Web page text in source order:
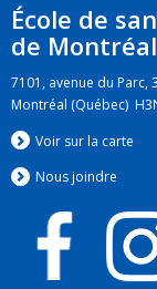
École de
de Montréal
7101, avenue du Parc, 3
Montréal (Québec)
Voir sur la carte
Nous joindre